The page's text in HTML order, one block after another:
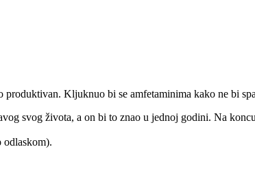
Kljuknuo bi se amfetaminima kako ne bi
svog života, a on bi to znao u jednoj godini. Na
odlaskom).